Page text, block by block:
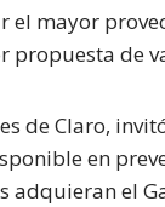
el mayor
propuesta de
de Claro,
en
adquieran el